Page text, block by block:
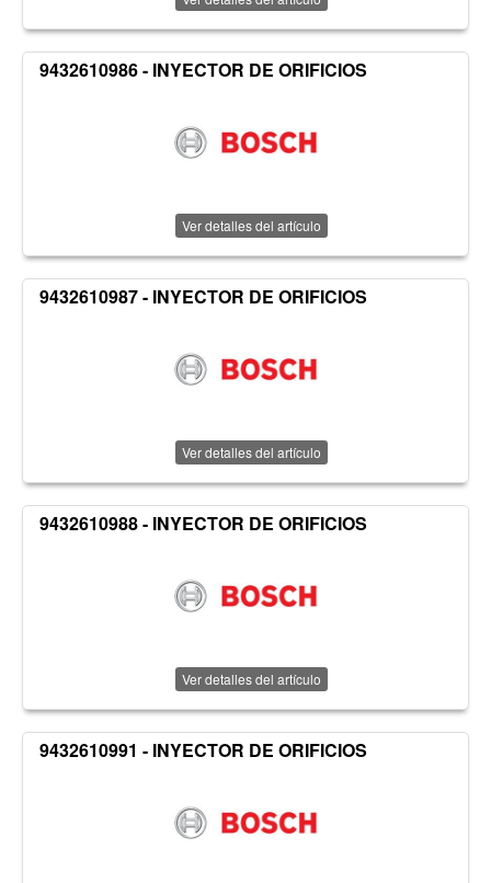
9432610986 - INYECTOR DE ORIFICIOS
Ver detalles del artículo
9432610987 - INYECTOR DE ORIFICIOS
Ver detalles del artículo
9432610988 - INYECTOR DE ORIFICIOS
Ver detalles del artículo
9432610991 - INYECTOR DE ORIFICIOS